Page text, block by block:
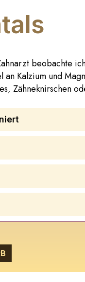
beobachte
Kalzium und
Zähneknirschen